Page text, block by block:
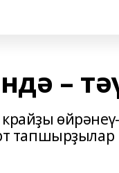
–
тапшырҙылар